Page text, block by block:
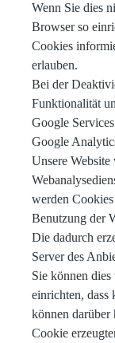
Wenn Sie dies
Browser so
Cookies
erlauben.
Bei der
Funktionalität
Google Services
Google
Unsere
werden
Benutzung der
Die dadurch
Server des
Sie können
einrichten, dass
können darüber
Cookie